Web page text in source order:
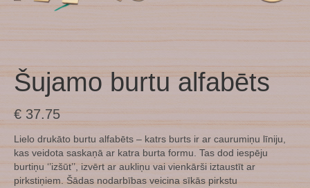
Šujamo burtu alfabēts
€ 37.75
Lielo drukāto burtu alfabēts – katrs burts ir ar caurumiņu līniju,
kas veidota saskaņā ar katra burta formu. Tas dod iespēju
burtiņu ‘’izšūt’’, izvērt ar aukliņu vai vienkārši iztaustīt ar
pirkstiņiem. Šādas nodarbības veicina sīkās pirkstu